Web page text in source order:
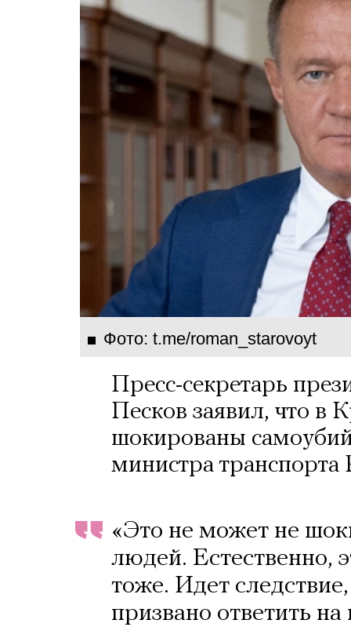
Фото: t.me/roman_starovoyt
Пресс-секретарь
Песков заявил, что в
шокированы
министра транспорта
«Это не может не
людей. Естественно,
тоже. Идет
призвано ответить